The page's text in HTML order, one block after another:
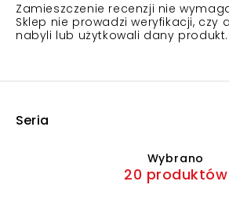
Zamieszczenie recenzji nie
Sklep nie prowadzi weryfikacji, czy
nabyli lub użytkowali dany produkt.
Seria
Wybrano
20 produktów